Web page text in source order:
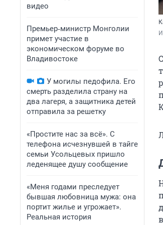
видео
Премьер‑министр Монголии
примет участие в
экономическом форуме во
Владивостоке
У могилы педофила. Его
смерть разделила страну на
два лагеря, а защитника детей
отправила за решетку
«Простите нас за всё». С
телефона исчезнувшей в тайге
семьи Усольцевых пришло
леденящее душу сообщение
«Меня годами преследует
бывшая любовница мужа: она
портит жилье и угрожает».
Реальная история